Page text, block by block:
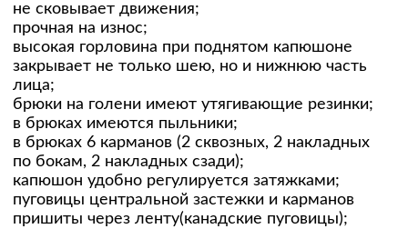
не сковывает движения;
прочная на износ;
высокая горловина при поднятом капюшоне
закрывает не только шею, но и нижнюю часть
лица;
брюки на голени имеют утягивающие резинки;
в брюках имеются пыльники;
в брюках 6 карманов (2 сквозных, 2 накладных
по бокам, 2 накладных сзади);
капюшон удобно регулируется затяжками;
пуговицы центральной застежки и карманов
пришиты через ленту(канадские пуговицы);